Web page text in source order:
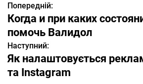
Н
а
в
і
Попередній:
Когда и при каких
помочь Валидол
Наступний:
Як налаштовується
та Instagram